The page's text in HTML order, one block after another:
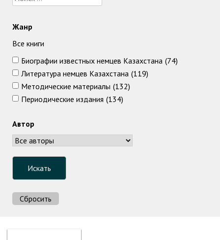
Жанр
Все книги
Биографии известных немцев Казахстана (74)
Литература немцев Казахстана (119)
Методические материалы (132)
Периодические издания (134)
Автор